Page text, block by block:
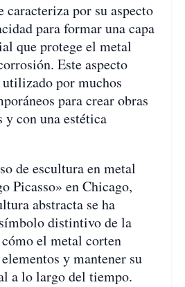
caracteriza por su aspecto
para formar una capa
que protege el metal
Este aspecto
por muchos
para crear obras
con una estética
de escultura en metal
Picasso» en Chicago,
abstracta se ha
distintivo de la
el metal corten
y mantener su
a lo largo del tiempo.